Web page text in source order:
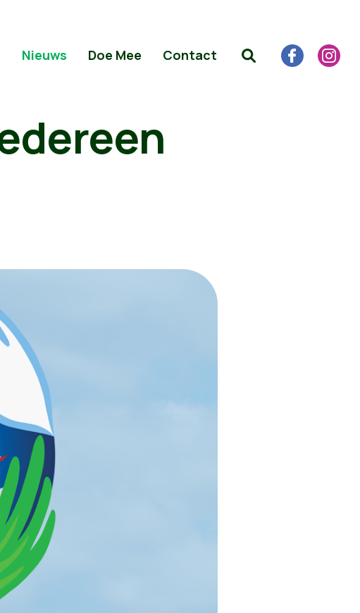
Nieuws Doe Mee Contact